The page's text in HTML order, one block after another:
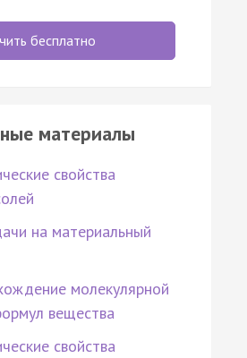
бесплатно
материалы
свойства
на материальный
молекулярной
вещества
свойства